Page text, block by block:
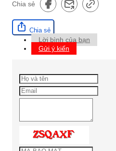
Chia sẻ
Chia sẻ
Lời bình của bạn
Gửi ý kiến